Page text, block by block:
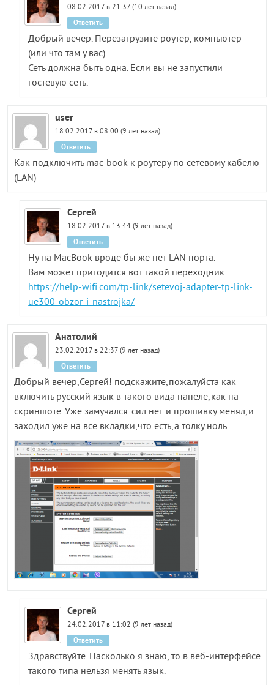
08.02.2017 в 21:37 (10 лет назад)
Добрый вечер. Перезагрузите роутер, компьютер
(или что там у вас).
Сеть должна быть одна. Если вы не запустили
гостевую сеть.
Ответить
user
18.02.2017 в 08:00 (9 лет назад)
Как подключить mac-book к роутеру по сетевому кабелю
(LAN)
Ответить
Сергей
18.02.2017 в 13:44 (9 лет назад)
Ну на MacBook вроде бы же нет LAN порта.
Вам может пригодится вот такой переходник:
https://help-wifi.com/tp-link/setevoj-adapter-tp-link-
ue300-obzor-i-nastrojka/
Ответить
Анатолий
23.02.2017 в 22:37 (9 лет назад)
Добрый вечер,Сергей! подскажите,пожалуйста как
включить русский язык в такого вида панеле,как на
скриншоте. Уже замучался. сил нет. и прошивку менял,и
заходил уже на все вкладки,что есть,а толку ноль
Ответить
Сергей
24.02.2017 в 11:02 (9 лет назад)
Здравствуйте. Насколько я знаю, то в веб-интерфейсе
такого типа нельзя менять язык.
Ответить